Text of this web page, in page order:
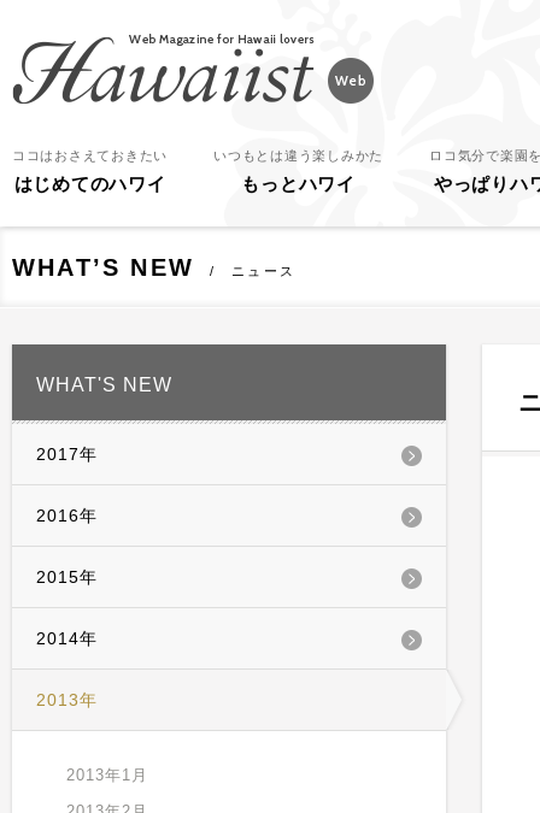
ココはおさえておきたい
はじめてのハワイ
いつもとは違う楽しみかた
もっとハワイ
ロコ気分で楽園
やっぱりハ
WHAT’S NEW ニュース
WHAT'S NEW
2017年
2016年
2015年
2014年
2013年
2013年1月